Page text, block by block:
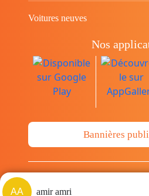
AA amir amri
Voitures neuves
Nos
Bannières
© Copyright 2014-2026